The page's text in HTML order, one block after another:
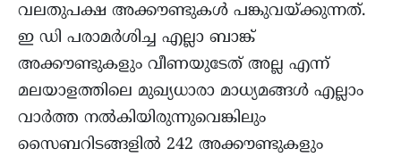
വലതുപക്ഷ അക്കൗണ്ടുകൾ പങ്കുവയ്ക്കുന്നത്.
ഇ ഡി പരാമര്‍ശിച്ച എല്ലാ ബാങ്ക്
അക്കൗണ്ടുകളും വീണയുടേത് അല്ല എന്ന്
മലയാളത്തിലെ മുഖ്യധാരാ മാധ്യമങ്ങള്‍ എല്ലാം
വാര്‍ത്ത നല്‍കിയിരുന്നുവെങ്കിലും
സൈബറിടങ്ങളില്‍ 242 അക്കൗണ്ടുകളും